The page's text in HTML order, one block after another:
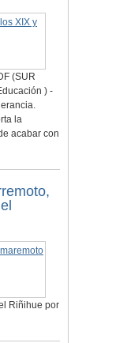
(SUR
) -
la
acabar con
Riñihue por